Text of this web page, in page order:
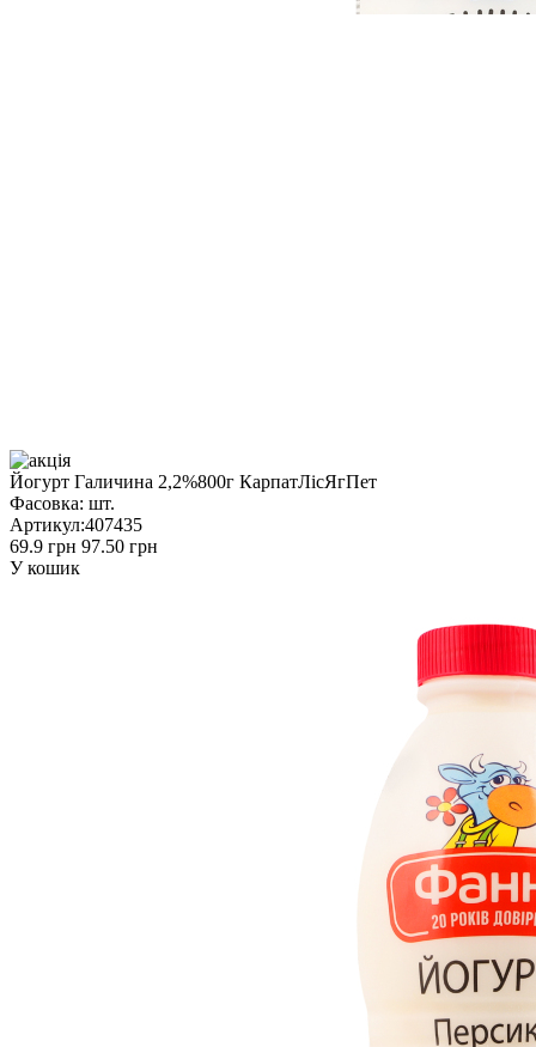
Йогурт Галичина 2,2%800г КарпатЛісЯгПет
Фасовка: шт.
Артикул:407435
69.9 грн 97.50 грн
У кошик